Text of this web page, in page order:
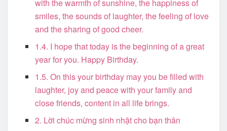
with the warmth of sunshine, the happiness of
smiles, the sounds of laughter, the feeling of love
and the sharing of good cheer.
1.4. I hope that today is the beginning of a great
year for you. Happy Birthday.
1.5. On this your birthday may you be filled with
laughter, joy and peace with your family and
close friends, content in all life brings.
2. Lời chúc mừng sinh nhật cho bạn thân